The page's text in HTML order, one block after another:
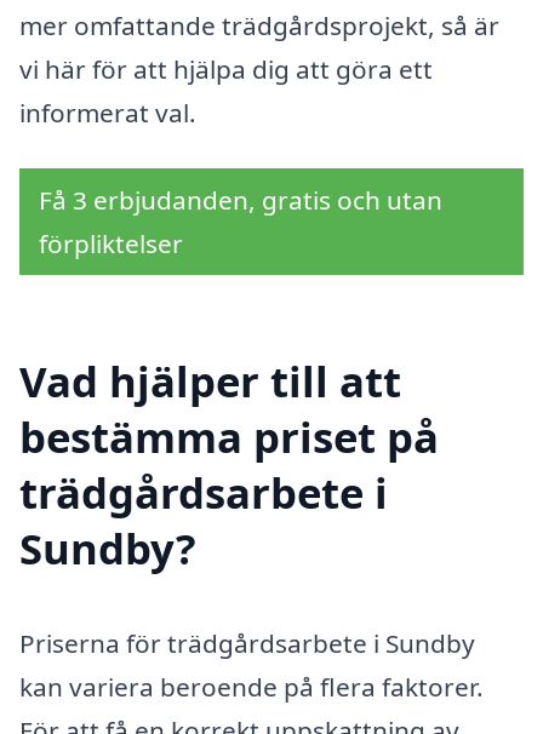
mer omfattande trädgårdsprojekt, så är
vi här för att hjälpa dig att göra ett
informerat val.
Få 3 erbjudanden, gratis och utan
förpliktelser
Vad hjälper till att
bestämma priset på
trädgårdsarbete i
Sundby?
Priserna för trädgårdsarbete i Sundby
kan variera beroende på flera faktorer.